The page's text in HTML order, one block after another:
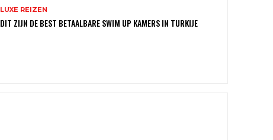
LUXE REIZEN
DIT ZIJN DE BEST BETAALBARE SWIM UP KAMERS IN TURKIJE